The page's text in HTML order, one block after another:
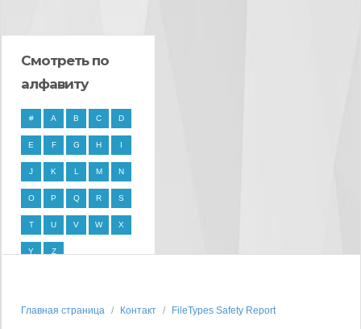
Смотреть по
алфавиту
# A B C D
E F G H I
J K L M N
O P Q R S
T U V W X
Y Z
Главная страница Контакт FileTypes Safety Report